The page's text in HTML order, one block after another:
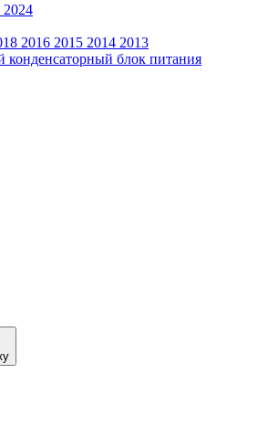
2024
2016 2015 2014 2013
блок питания